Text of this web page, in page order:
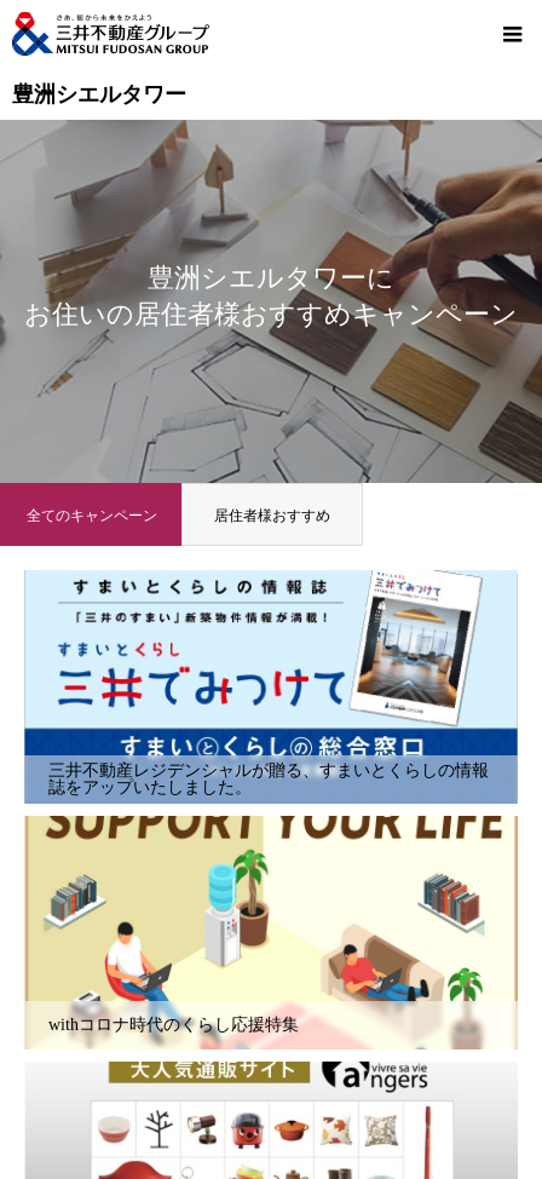
豊洲シエルタワー
豊洲シエルタワーに
お住いの居住者様おすすめキャンペーン
全てのキャンペーン 居住者様おすすめ
三井不動産レジデンシャルが贈る、すまいとくらしの情報
誌をアップいたしました。
withコロナ時代のくらし応援特集